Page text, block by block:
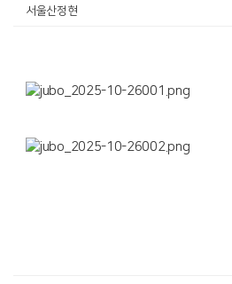
서울산정현